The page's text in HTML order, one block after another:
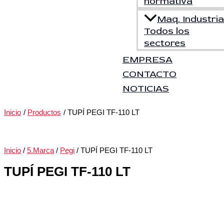
Maq.
Todos los
sectores
EMPRESA
CONTACTO
NOTICIAS
Inicio Productos TUPÍ PEGI TF-110 LT
Inicio / 5.Marca / Pegi / TUPÍ PEGI TF-110 LT
TUPÍ PEGI TF-110 LT